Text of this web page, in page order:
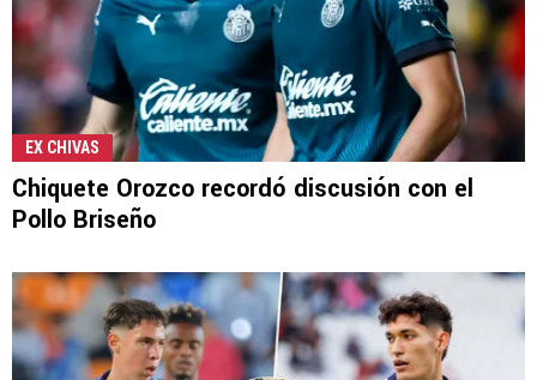
EX CHIVAS
Chiquete Orozco recordó discusión con el
Pollo Briseño